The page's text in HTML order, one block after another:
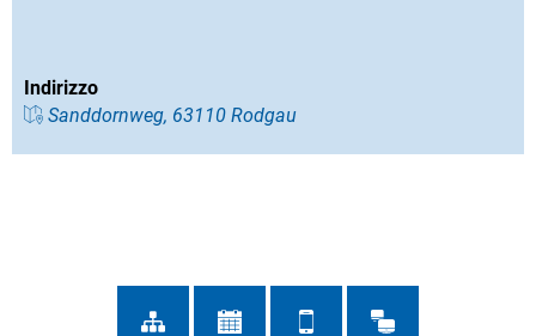
Indirizzo
Sanddornweg, 63110 Rodgau